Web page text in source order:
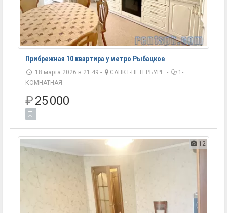
Прибрежная 10 квартира у метро Рыбацкое
18 марта 2026 в 21:49 - САНКТ-ПЕТЕРБУРГ -
1-
КОМНАТНАЯ
₽25 000
12